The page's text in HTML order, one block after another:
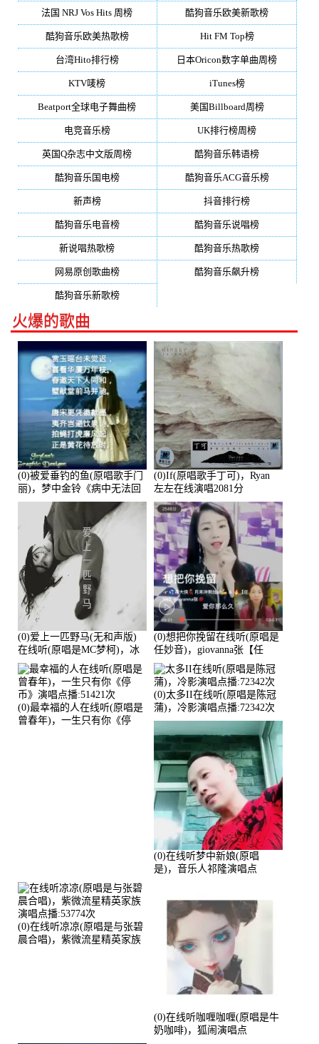
法国 NRJ Vos Hits 周榜 酷狗音乐欧美新歌榜
酷狗音乐欧美热歌榜 Hit FM Top榜
台湾Hito排行榜 日本Oricon数字单曲周榜
KTV唛榜 iTunes榜
Beatport全球电子舞曲榜 美国Billboard周榜
电竞音乐榜 UK排行榜周榜
英国Q杂志中文版周榜 酷狗音乐韩语榜
酷狗音乐国电榜 酷狗音乐ACG音乐榜
新声榜 抖音排行榜
酷狗音乐电音榜 酷狗音乐说唱榜
新说唱热歌榜 酷狗音乐热歌榜
网易原创歌曲榜 酷狗音乐飙升榜
酷狗音乐新歌榜
火爆的歌曲
(0)被爱垂钓的鱼(原唱歌手门
丽)，梦中金铃《病中无法回
复大家》在线演唱3586分
(0)If(原唱歌手丁可)，Ryan
左左在线演唱2081分
(0)爱上一匹野马(无和声版)
在线听(原唱是MC梦柯)，冰
鑫Asce演唱点播:178815次
(0)想把你挽留在线听(原唱是
任妙音)，giovanna张【任
96】演唱点播:60173次
(0)最幸福的人在线听(原唱是
曾春年)，一生只有你《停
(0)太多II在线听(原唱是陈冠
蒲)，冷影演唱点播:72342次
(0)在线听梦中新娘(原唱
是)，音乐人祁隆演唱点
(0)在线听凉凉(原唱是与张碧
晨合唱)，紫微流星精英家族
(0)在线听咖喱咖喱(原唱是牛
奶咖啡)，狐闹演唱点